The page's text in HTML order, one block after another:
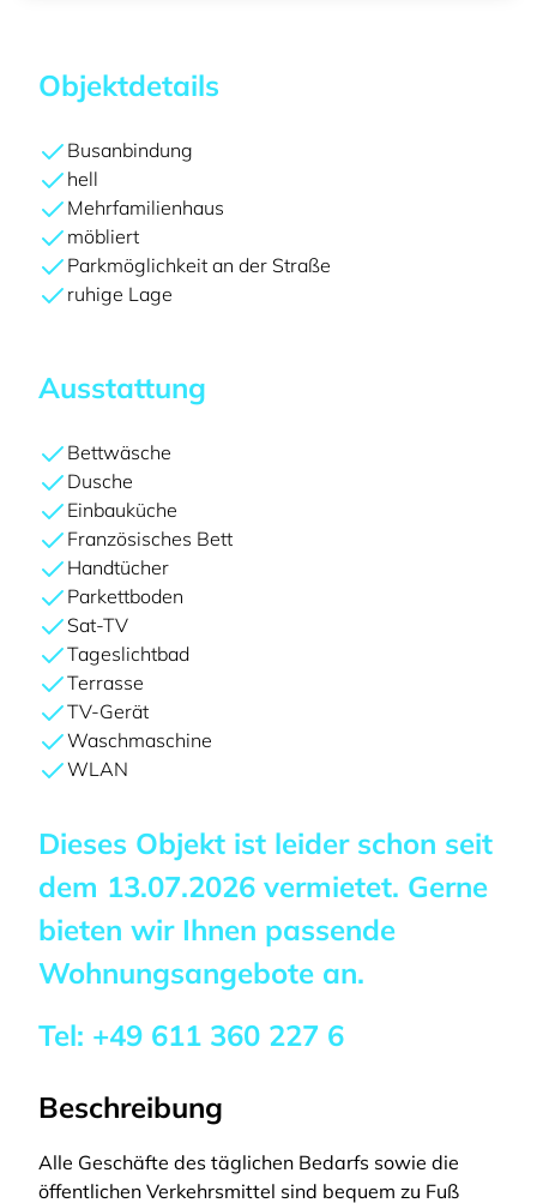
Objektdetails
Busanbindung
hell
Mehrfamilienhaus
möbliert
Parkmöglichkeit an der Straße
ruhige Lage
Ausstattung
Bettwäsche
Dusche
Einbauküche
Französisches Bett
Handtücher
Parkettboden
Sat-TV
Tageslichtbad
Terrasse
TV-Gerät
Waschmaschine
WLAN
Dieses Objekt ist leider schon seit
dem 13.07.2026 vermietet. Gerne
bieten wir Ihnen passende
Wohnungsangebote an.
Tel: +49 611 360 227 6
Beschreibung
Alle Geschäfte des täglichen Bedarfs sowie die
öffentlichen Verkehrsmittel sind bequem zu Fuß